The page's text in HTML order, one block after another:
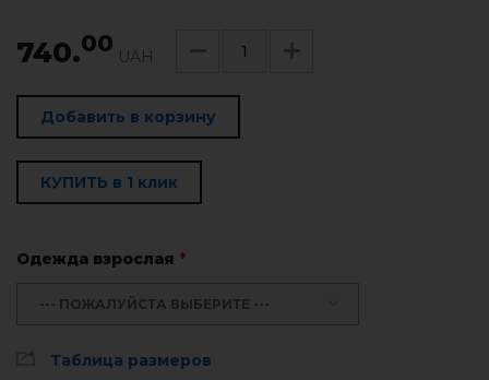
740.00 UAH
Добавить в корзину
КУПИТЬ в 1 клик
Одежда взрослая *
--- ПОЖАЛУЙСТА ВЫБЕРИТЕ ---
Таблица размеров